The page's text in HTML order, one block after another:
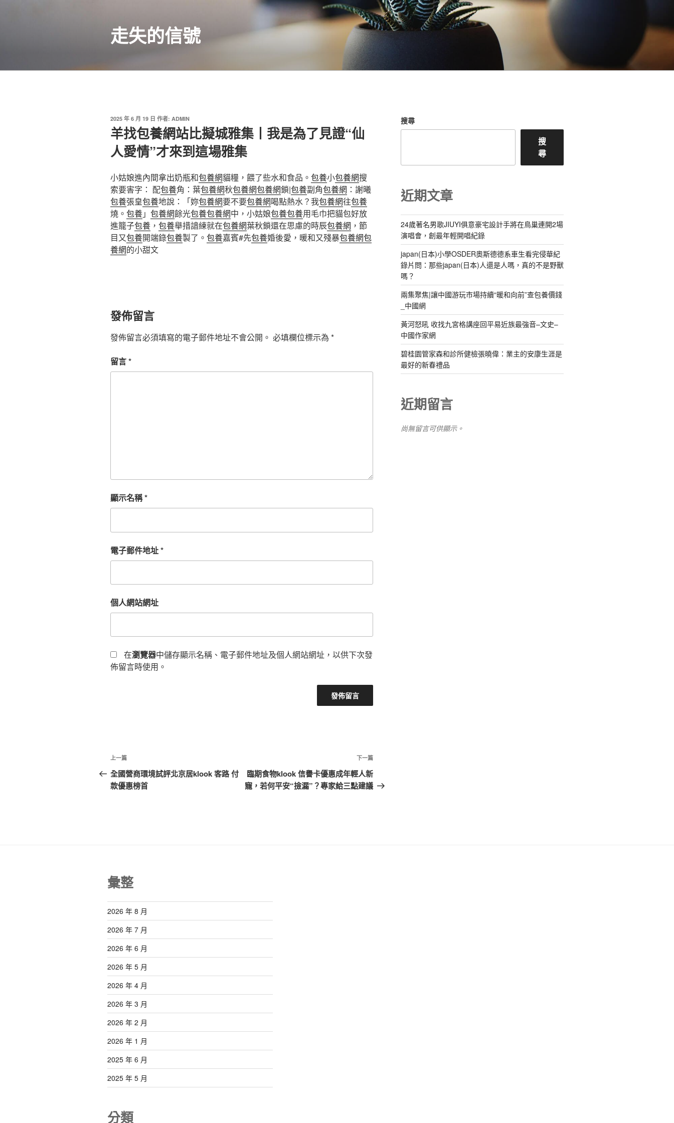
走失的信號
發
佈
於
2025 年 6 月 19 日 作者: ADMIN
羊找包養網站比擬城雅集丨我是為了見證“仙
人愛情”才來到這場雅集
小姑娘進內間拿出奶瓶和包養網貓糧，餵了些水和食品。 包養小包養網搜
索要害字： 配包養角：葉包養網秋包養網包養網鎖|包養副角包養網 ：謝曦
包養張皇包養地說：「妳包養網要不要包養網喝點熱水？我包養網往包養
燒。 包養」 包養網餘光包養包養網中，小姑娘包養包養用毛巾把貓包好放
進籠子包養 ， 包養舉措諳練就在包養網葉秋鎖還在思慮的時辰包養網 ，節
目又包養開端錄包養製了。 包養嘉賓#先包養婚後愛，暖和又殘暴包養網包
養網的小甜文
發佈留言
發佈留言必須填寫的電子郵件地址不會公開。 必填欄位標示為 *
留言*
顯示名稱*
電子郵件地址*
個人網站網址
在瀏覽器中儲存顯示名稱、電子郵件地址及個人網站網址，以供下次發
佈留言時使用。
文
章
導
上
一
篇
上一篇
全國營商環境試評北京居klook 客路 付
款優惠榜首
下
一
篇
下一篇
臨期食物klook 信譽卡優惠成年輕人新
寵，若何平安“撿漏”？專家給三點建議
搜尋
搜
尋
近期文章
24歲著名男歌JIUYI俱意豪宅設計手將在鳥巢連開2場
演唱會，創最年輕開唱紀錄
japan(日本)小學OSDER奧斯德德系車生看完侵華紀
錄片問：那些japan(日本)人還是人嗎，真的不是野獸
嗎？
兩集聚焦|讓中國游玩市場持續“暖和向前”查包養價錢
_中國網
黃河怒吼 收找九宮格講座回平易近族最強音–文史–
中國作家網
碧桂園管家森和診所健檢張曉偉：業主的安康生涯是
最好的新春禮品
近期留言
尚無留言可供顯示。
彙整
2026 年 8 月
2026 年 7 月
2026 年 6 月
2026 年 5 月
2026 年 4 月
2026 年 3 月
2026 年 2 月
2026 年 1 月
2025 年 6 月
2025 年 5 月
分類